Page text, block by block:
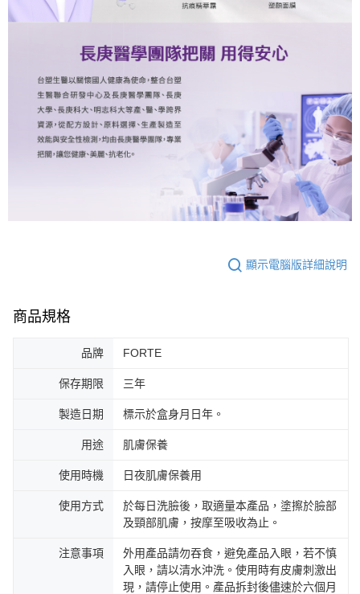
顯示電腦版詳細說明
商品規格
品牌 FORTE
保存期限 三年
製造日期 標示於盒身月日年。
用途 肌膚保養
使用時機 日夜肌膚保養用
使用方式
於每日洗臉後，取適量本產品，塗擦於臉部
及頸部肌膚，按摩至吸收為止。
注意事項
外用產品請勿吞食，避免產品入眼，若不慎
入眼，請以清水沖洗。使用時有皮膚刺激出
現，請停止使用。產品拆封後儘速於六個月